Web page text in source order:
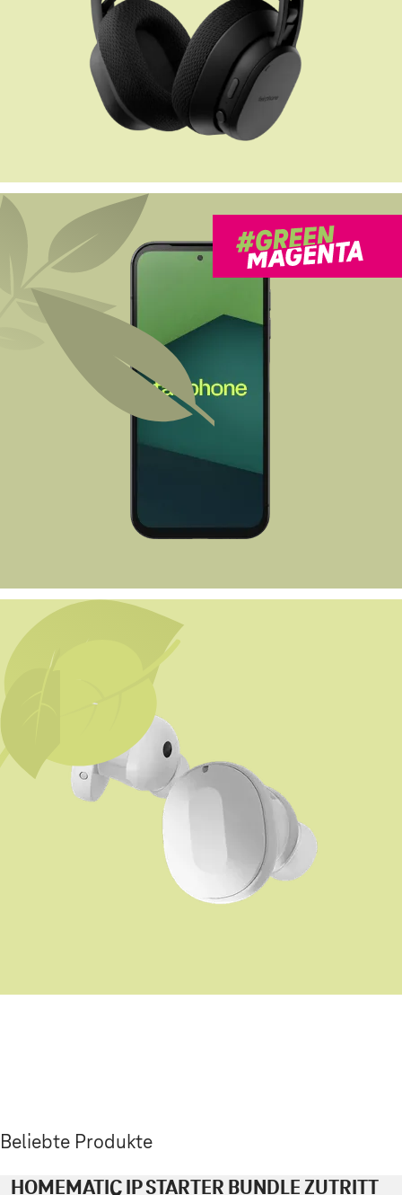
Beliebte Produkte
HOMEMATIC IP STARTER BUNDLE ZUTRITT